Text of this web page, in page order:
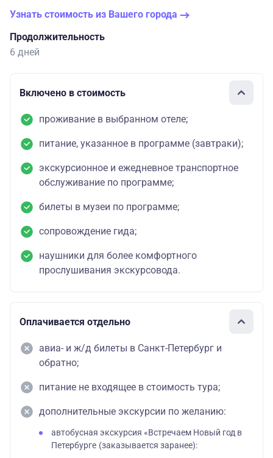
Узнать стоимость из Вашего города
Продолжительность
6 дней
Включено в стоимость
проживание в выбранном отеле;
питание, указанное в программе (завтраки);
экскурсионное и ежедневное транспортное
обслуживание по программе;
билеты в музеи по программе;
сопровождение гида;
наушники для более комфортного
прослушивания экскурсовода.
Оплачивается отдельно
авиа- и ж/д билеты в Санкт-Петербург и
обратно;
питание не входящее в стоимость тура;
дополнительные экскурсии по желанию:
автобусная экскурсия «Встречаем Новый год в
Петербурге (заказывается заранее):